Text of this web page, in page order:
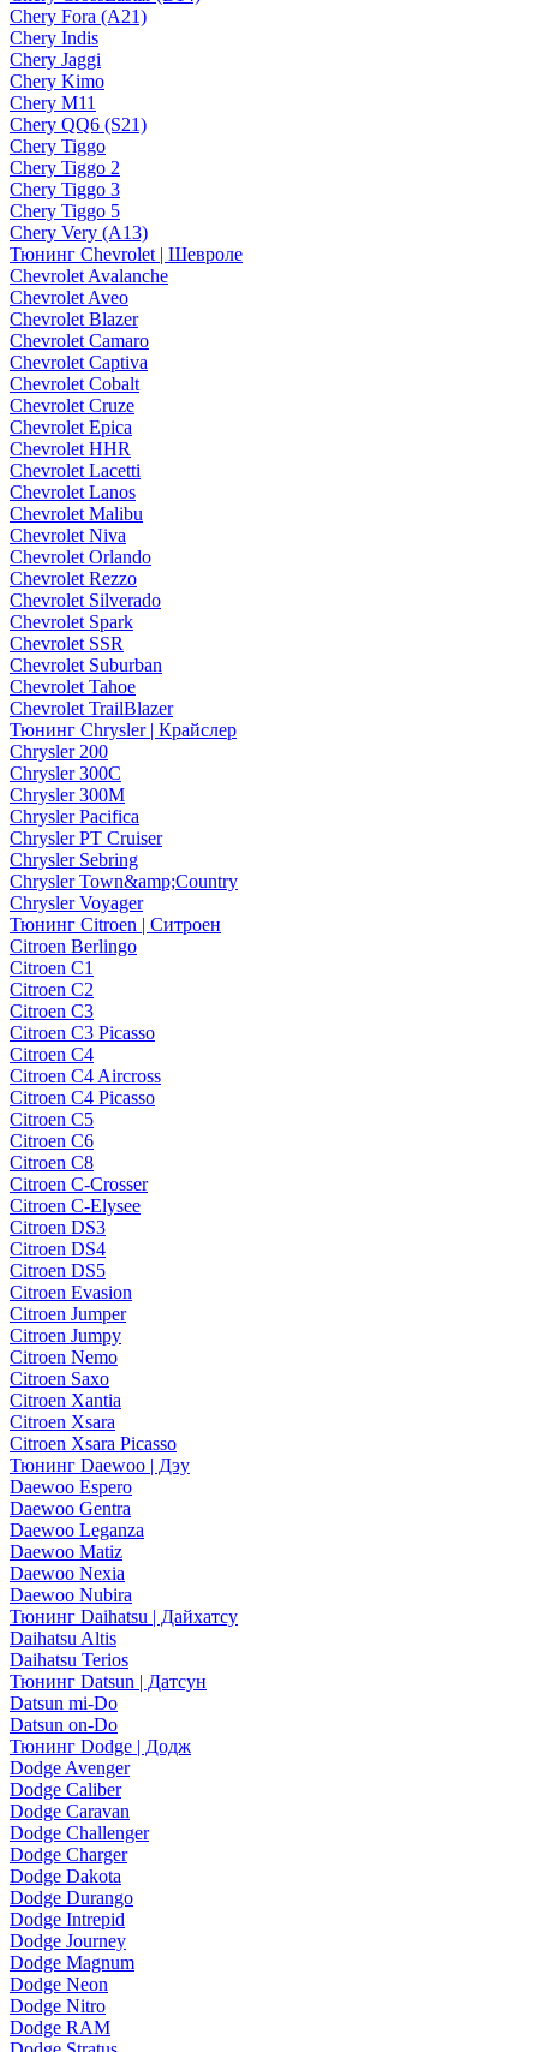
Chery Fora (A21)
Chery Indis
Chery Jaggi
Chery Kimo
Chery M11
Chery QQ6 (S21)
Chery Tiggo
Chery Tiggo 2
Chery Tiggo 3
Chery Tiggo 5
Chery Very (A13)
Тюнинг Chevrolet | Шевроле
Chevrolet Avalanche
Chevrolet Aveo
Chevrolet Blazer
Chevrolet Camaro
Chevrolet Captiva
Chevrolet Cobalt
Chevrolet Cruze
Chevrolet Epica
Chevrolet HHR
Chevrolet Lacetti
Chevrolet Lanos
Chevrolet Malibu
Chevrolet Niva
Chevrolet Orlando
Chevrolet Rezzo
Chevrolet Silverado
Chevrolet Spark
Chevrolet SSR
Chevrolet Suburban
Chevrolet Tahoe
Chevrolet TrailBlazer
Тюнинг Chrysler | Крайслер
Chrysler 200
Chrysler 300C
Chrysler 300M
Chrysler Pacifica
Chrysler PT Cruiser
Chrysler Sebring
Chrysler Town&amp;Country
Chrysler Voyager
Тюнинг Citroen | Ситроен
Citroen Berlingo
Citroen C1
Citroen C2
Citroen C3
Citroen C3 Picasso
Citroen C4
Citroen C4 Aircross
Citroen C4 Picasso
Citroen C5
Citroen C6
Citroen C8
Citroen C-Crosser
Citroen C-Elysee
Citroen DS3
Citroen DS4
Citroen DS5
Citroen Evasion
Citroen Jumper
Citroen Jumpy
Citroen Nemo
Citroen Saxo
Citroen Xantia
Citroen Xsara
Citroen Xsara Picasso
Тюнинг Daewoo | Дэу
Daewoo Espero
Daewoo Gentra
Daewoo Leganza
Daewoo Matiz
Daewoo Nexia
Daewoo Nubira
Тюнинг Daihatsu | Дайхатсу
Daihatsu Altis
Daihatsu Terios
Тюнинг Datsun | Датсун
Datsun mi-Do
Datsun on-Do
Тюнинг Dodge | Додж
Dodge Avenger
Dodge Caliber
Dodge Caravan
Dodge Challenger
Dodge Charger
Dodge Dakota
Dodge Durango
Dodge Intrepid
Dodge Journey
Dodge Magnum
Dodge Neon
Dodge Nitro
Dodge RAM